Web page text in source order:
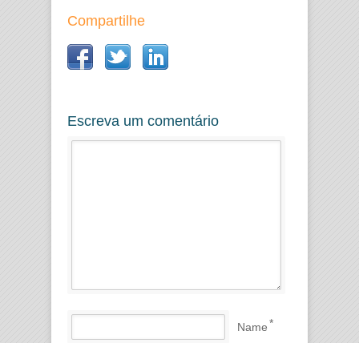
Compartilhe
Escreva um comentário
Name*